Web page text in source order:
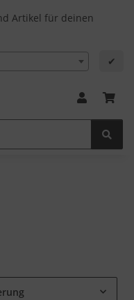
Artikel für deinen
✔